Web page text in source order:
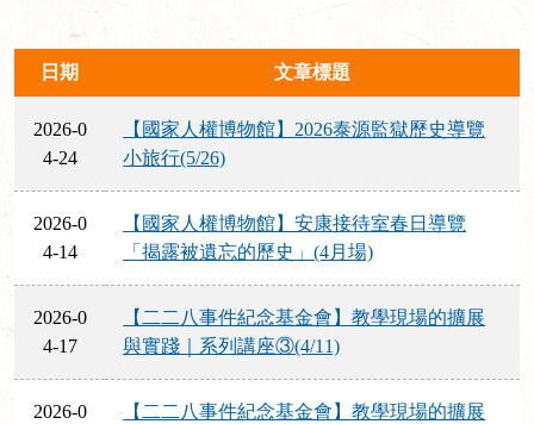
日期 文章標題
2026-0
4-24
【國家人權博物館】2026泰源監獄歷史導覽
小旅行(5/26)
2026-0
4-14
【國家人權博物館】安康接待室春日導覽
「揭露被遺忘的歷史」(4月場)
2026-0
4-17
【二二八事件紀念基金會】教學現場的擴展
與實踐｜系列講座③(4/11)
2026-0
【二二八事件紀念基金會】教學現場的擴展